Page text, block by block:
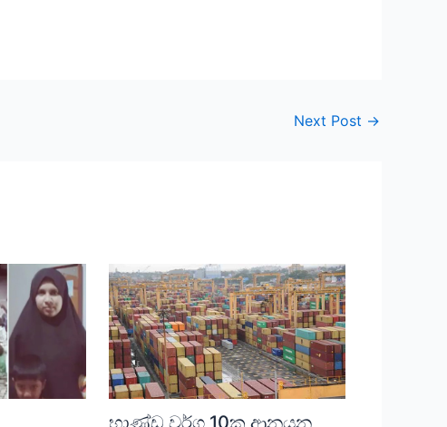
Next Post →
භාණ්ඩ වර්ග 10ක ආනයන